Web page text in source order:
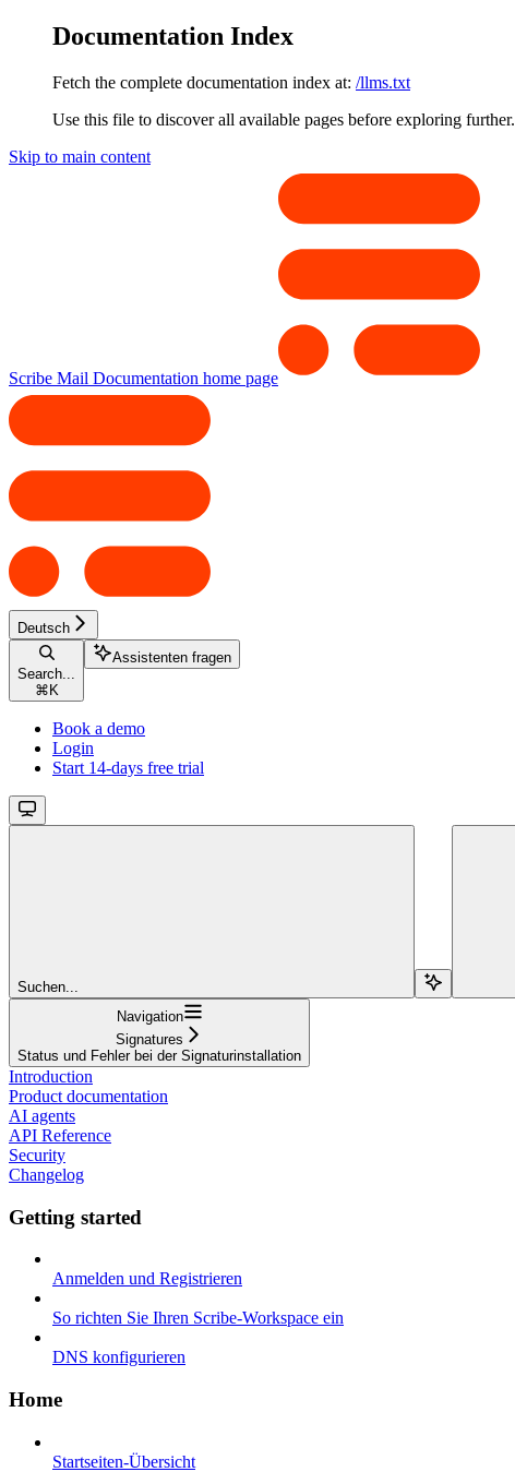
Documentation Index
Fetch the complete documentation index at: /llms.txt
Use this file to discover all available pages before exploring further.
Skip to main content
Scribe Mail Documentation home page
Deutsch
Search...
⌘ K
Assistenten fragen
Book a demo
Login
Start 14-days free trial
Suchen...
Navigation
Signatures
Status und Fehler bei der Signaturinstallation
Introduction
Product documentation
AI agents
API Reference
Security
Changelog
Getting started
Anmelden und Registrieren
So richten Sie Ihren Scribe-Workspace ein
DNS konfigurieren
Home
Startseiten-Übersicht